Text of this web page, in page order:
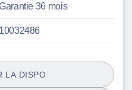
36 mois
10032486
LA DISPO